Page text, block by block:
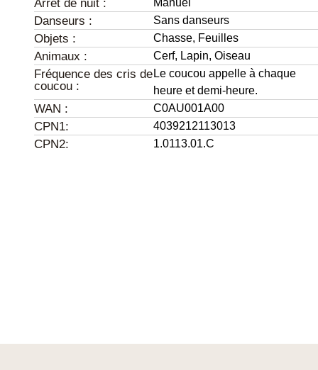
Arrêt de nuit : Manuel
Danseurs : Sans danseurs
Objets : Chasse, Feuilles
Animaux : Cerf, Lapin, Oiseau
Fréquence des cris de
coucou :
Le coucou appelle à chaque
heure et demi-heure.
WAN : C0AU001A00
CPN1: 4039212113013
CPN2: 1.0113.01.C